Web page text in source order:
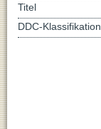
Titel
DDC-Klassifikation